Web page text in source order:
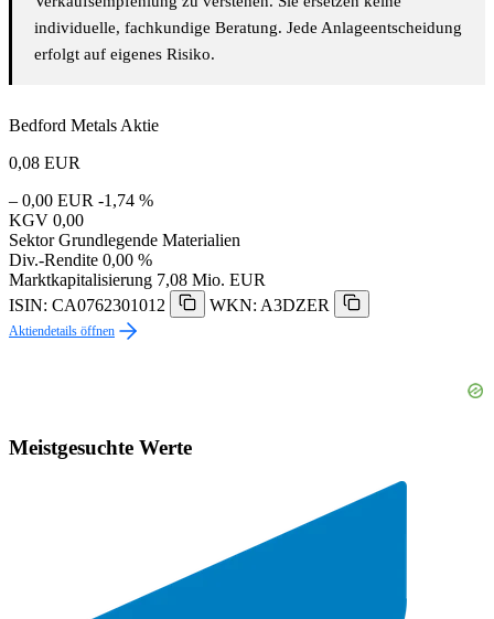
individuelle, fachkundige Beratung. Jede Anlageentscheidung
erfolgt auf eigenes Risiko.
Bedford Metals Aktie
0,08 EUR
– 0,00 EUR -1,74 %
KGV 0,00
Sektor Grundlegende Materialien
Div.-Rendite 0,00 %
Marktkapitalisierung 7,08 Mio. EUR
ISIN: CA0762301012
WKN: A3DZER
Aktiendetails öffnen
Meistgesuchte Werte